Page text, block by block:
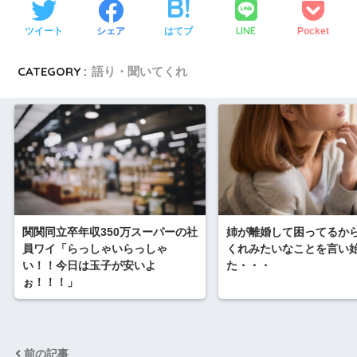
ツイート シェア はてブ LINE Pocket
CATEGORY : 語り・聞いてくれ
関関同立卒年収350万スーパーの社
員ワイ「らっしゃいらっしゃ
い！！今日は玉子が安いよ
ぉ！！！」
姉が離婚して困ってるか
くれみたいなことを言い
た・・・
前の記事